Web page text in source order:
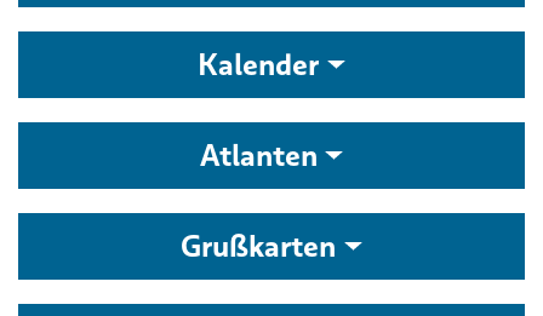
Kalender
Atlanten
Grußkarten